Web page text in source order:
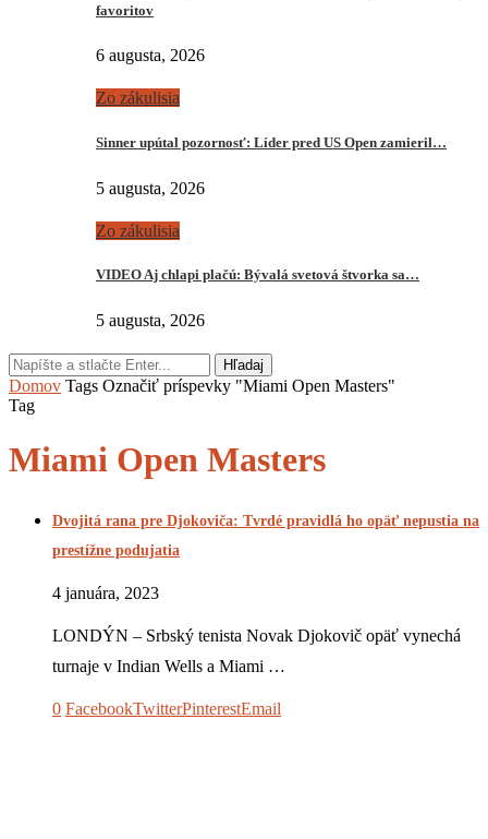
favoritov
6 augusta, 2026
Zo zákulisia
Sinner upútal pozornosť: Líder pred US Open zamieril…
5 augusta, 2026
Zo zákulisia
VIDEO Aj chlapi plačú: Bývalá svetová štvorka sa…
5 augusta, 2026
Hľadaj
Domov Tags Označiť príspevky "Miami Open Masters"
Tag
Miami Open Masters
Dvojitá rana pre Djokoviča: Tvrdé pravidlá ho opäť nepustia na
prestížne podujatia
4 januára, 2023
LONDÝN – Srbský tenista Novak Djokovič opäť vynechá
turnaje v Indian Wells a Miami …
0 FacebookTwitterPinterestEmail